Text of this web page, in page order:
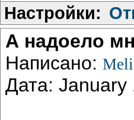
Настройки:
А надоело
Написано:
Дата: January